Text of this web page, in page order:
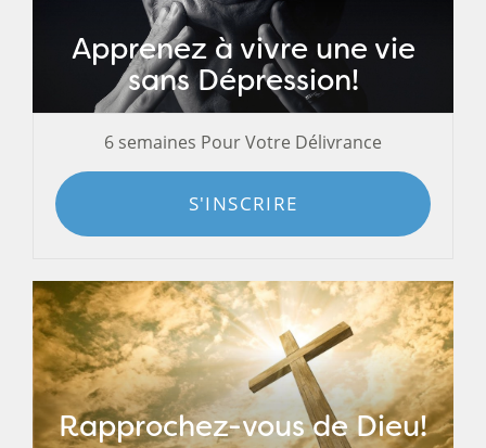
Apprenez à vivre une vie
sans Dépression!
6 semaines Pour Votre Délivrance
S'INSCRIRE
Rapprochez-vous de Dieu!